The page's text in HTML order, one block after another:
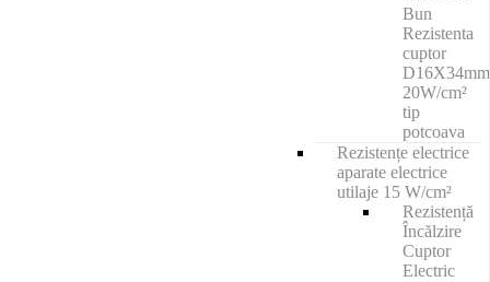
Bun
Rezistenta
cuptor
D16X34mm
20W/cm²
tip
potcoava
Rezistențe electrice
aparate electrice
utilaje 15 W/cm²
Rezistență
Încălzire
Cuptor
Electric